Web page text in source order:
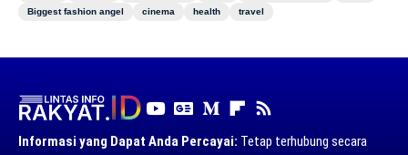
Biggest fashion angel
cinema health travel
Informasi yang Dapat Anda Percayai: Tetap terhubung secara